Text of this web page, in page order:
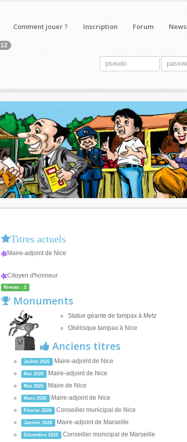
Comment jouer ? Inscription Forum News
12
Titres actuels
Maire-adjoint de Nice
Citoyen d'honneur
Niveau : 2
Monuments
Statue géante de tampax à Metz
Obélisque tampax à Nice
Anciens titres
Juillet 2026 Maire-adjoint de Nice
Mai 2026 Maire-adjoint de Nice
Mai 2026 Maire de Nice
Mars 2026 Maire-adjoint de Nice
Février 2026 Conseiller municipal de Nice
Janvier 2026 Maire-adjoint de Marseille
Décembre 2025 Conseiller municipal de Marseille